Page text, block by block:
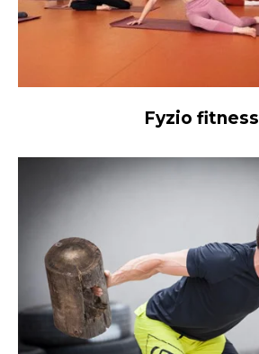
Fyzio fitness